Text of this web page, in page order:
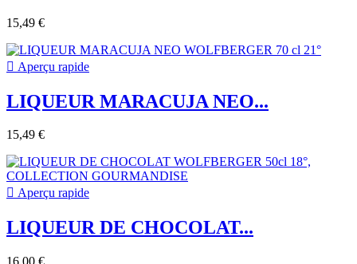
15,49 €
 Aperçu rapide
LIQUEUR MARACUJA NEO...
15,49 €
 Aperçu rapide
LIQUEUR DE CHOCOLAT...